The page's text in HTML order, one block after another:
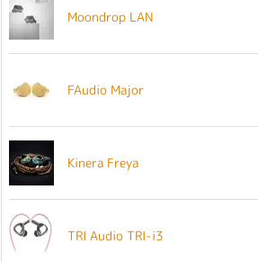
Moondrop LAN
FAudio Major
Kinera Freya
TRI Audio TRI-i3